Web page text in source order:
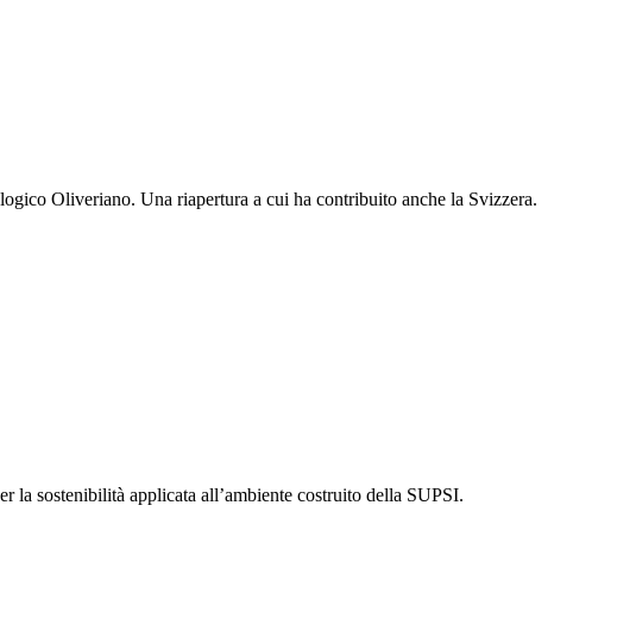
Oliveriano. Una riapertura a cui ha contribuito anche la Svizzera.
sostenibilità applicata all’ambiente costruito della SUPSI.